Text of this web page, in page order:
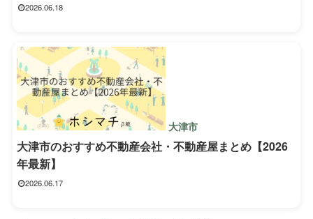
2026.06.18
大津市
大津市のおすすめ不動産会社・不動産屋まとめ【2026
年最新】
2026.06.17